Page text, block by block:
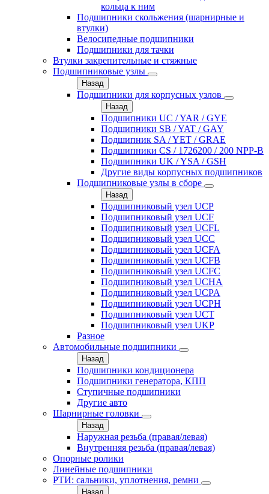
кольца к ним
Подшипники скольжения (шарнирные и
втулки)
Велосипедные подшипники
Подшипники для тачки
Втулки закрепительные и стяжные
Подшипниковые узлы
Назад
Подшипники для корпусных узлов
Назад
Подшипники UC / YAR / GYE
Подшипники SB / YAT / GAY
Подшипник SA / YET / GRAE
Подшипники CS / 1726200 / 200 NPP-B
Подшипники UK / YSA / GSH
Другие виды корпусных подшипников
Подшипниковые узлы в сборе
Назад
Подшипниковый узел UCP
Подшипниковый узел UCF
Подшипниковый узел UCFL
Подшипниковый узел UCC
Подшипниковый узел UCFA
Подшипниковый узел UCFB
Подшипниковый узел UCFC
Подшипниковый узел UCHA
Подшипниковый узел UCPA
Подшипниковый узел UCPH
Подшипниковый узел UCT
Подшипниковый узел UKP
Разное
Автомобильные подшипники
Назад
Подшипники кондиционера
Подшипники генератора, КПП
Ступичные подшипники
Другие авто
Шарнирные головки
Назад
Наружная резьба (правая/левая)
Внутренняя резьба (правая/левая)
Опорные ролики
Линейные подшипники
РТИ: сальники, уплотнения, ремни
Назад